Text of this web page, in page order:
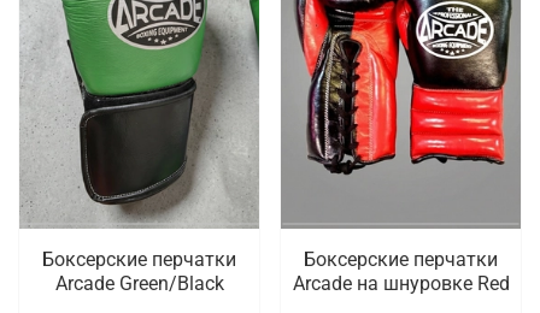
Боксерские перчатки
Arcade Green/Black
Боксерские перчатки
Arcade на шнуровке Red